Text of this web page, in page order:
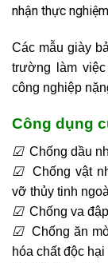
nhận thực
Các mẫu giày
trường làm
công nghiệp
Công dụng
☑ Chống dầu
☑ Chống vật
vỡ thủy tinh
☑ Chống va
☑ Chống ăn
hóa chất độc hại